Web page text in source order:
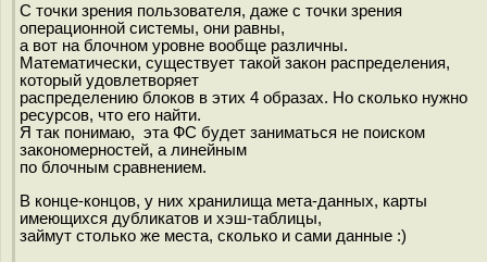
С точки зрения пользователя, даже с точки зрения
операционной системы, они равны,
а вот на блочном уровне вообще различны.
Математически, существует такой закон распределения,
который удовлетворяет
распределению блоков в этих 4 образах. Но сколько нужно
ресурсов, что его найти.
Я так понимаю, эта ФС будет заниматься не поиском
закономерностей, а линейным
по блочным сравнением.
В конце-концов, у них хранилища мета-данных, карты
имеющихся дубликатов и хэш-таблицы,
займут столько же места, сколько и сами данные :)